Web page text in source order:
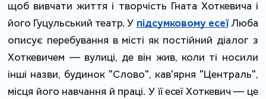
щоб вивчати життя і творчість Гната Хоткевича і
його Гуцульський театр. У підсумковому есеїЛюба
описує перебування в місті як постійний діалог з
Хоткевичем ― вулиці, де він жив, коли ті носили
інші назви, будинок "Слово", кав'ярня "Централь",
місця його навчання й праці. У її есеї Хоткевич ― це